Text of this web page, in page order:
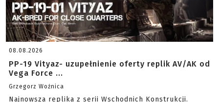
08.08.2026
PP-19 Vityaz- uzupełnienie oferty replik AV/AK od
Vega Force ...
Grzegorz Woźnica
Najnowsza replika z serii Wschodnich Konstrukcji.